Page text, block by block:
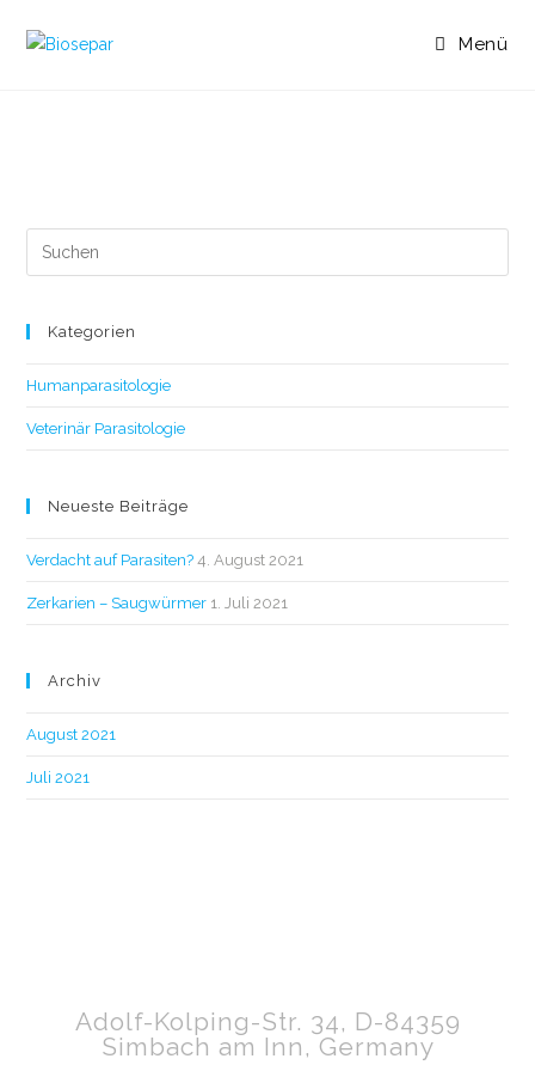
Menü
Kategorien
Humanparasitologie
Veterinär Parasitologie
Neueste Beiträge
Verdacht auf Parasiten? 4. August 2021
Zerkarien – Saugwürmer 1. Juli 2021
Archiv
August 2021
Juli 2021
Adolf-Kolping-Str. 34, D-84359
Simbach am Inn, Germany